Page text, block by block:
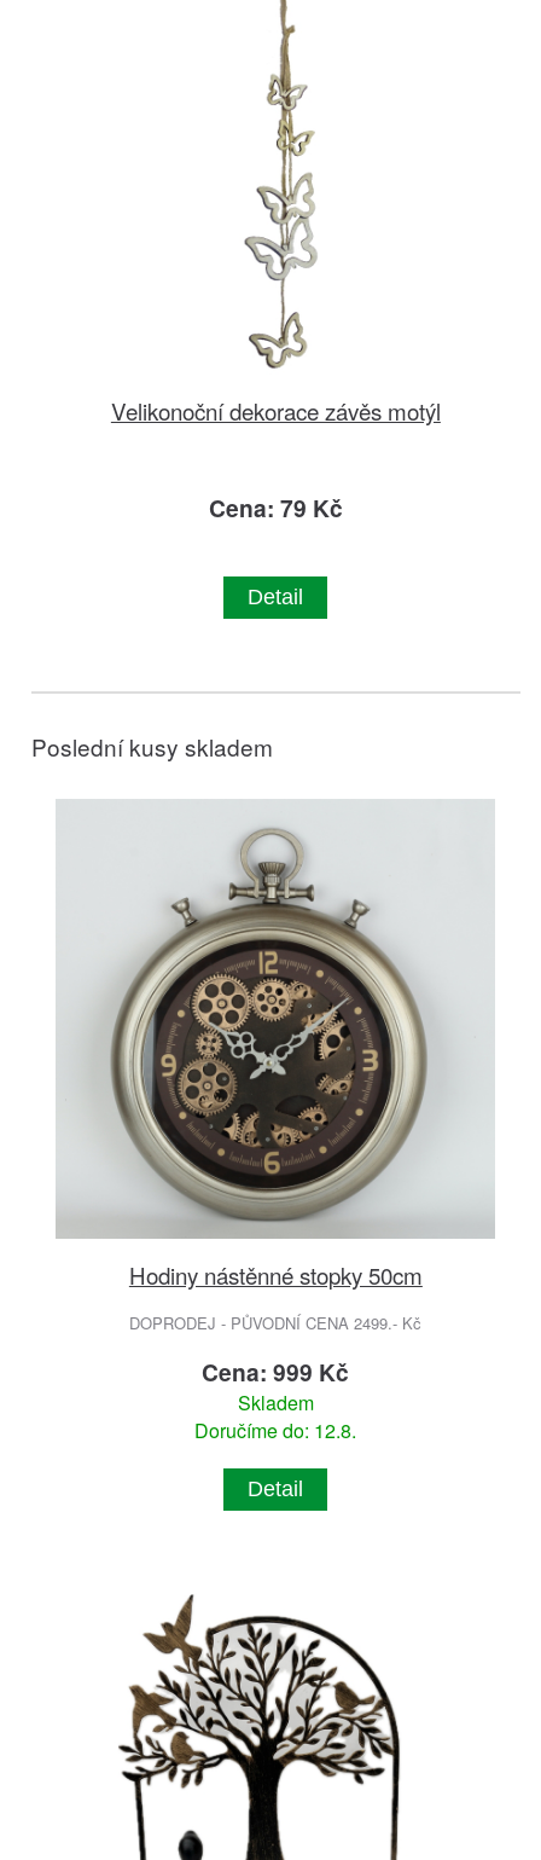
Velikonoční dekorace závěs motýl
Cena: 79 Kč
Detail
Poslední kusy skladem
Hodiny nástěnné stopky 50cm
DOPRODEJ - PŮVODNÍ CENA 2499.- Kč
Cena: 999 Kč
Skladem
Doručíme do: 12.8.
Detail